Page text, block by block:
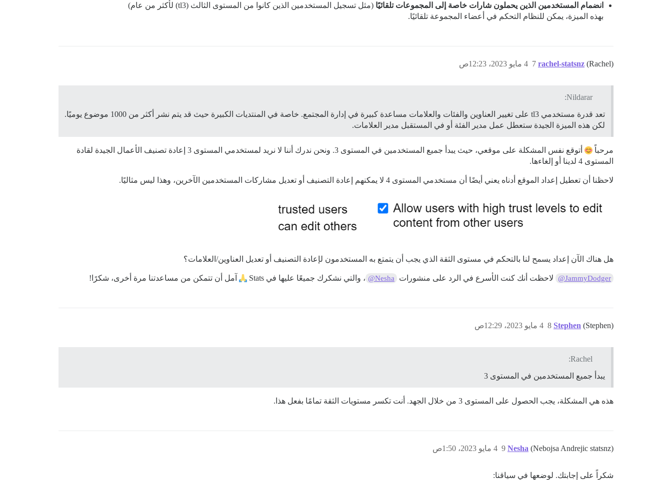
انضمام المستخدمين الذين يحملون شارات خاصة إلى المجموعات تلقائيًا (مثل تسجيل المستخدمين الذين كانوا من المستوى الثالث (tl3) لأكثر من عام)
بهذه الميزة، يمكن للنظام التحكم في أعضاء المجموعة تلقائيًا.
rachel-statsnz (Rachel) 4 مايو 2023، 12:23ص 7
Nildarar:
تعد قدرة مستخدمي tl3 على تغيير العناوين والفئات والعلامات مساعدة كبيرة في إدارة المجتمع. خاصة في المنتديات الكبيرة حيث قد يتم نشر أكثر من 1000 موضوع يوميًا.
لكن هذه الميزة الجيدة ستعطل عمل مدير الفئة أو في المستقبل مدير العلامات.
مرحباً
أتوقع نفس المشكلة على موقعي، حيث يبدأ جميع المستخدمين في المستوى 3. ونحن ندرك أننا لا نريد لمستخدمي المستوى 3 إعادة تصنيف الأعمال الجيدة لقادة
المستوى 4 لدينا أو إلغاءها.
لاحظنا أن تعطيل إعداد الموقع أدناه يعني أيضًا أن مستخدمي المستوى 4 لا يمكنهم إعادة التصنيف أو تعديل مشاركات المستخدمين الآخرين، وهذا ليس مثاليًا.
هل هناك الآن إعداد يسمح لنا بالتحكم في مستوى الثقة الذي يجب أن يتمتع به المستخدمون لإعادة التصنيف أو تعديل العناوين/العلامات؟
@JammyDodger لاحظت أنك كنت الأسرع في الرد على منشورات @Nesha ، والتي نشكرك جميعًا عليها في Stats آمل أن تتمكن من مساعدتنا مرة أخرى، شكرًا!
Stephen (Stephen) 4 مايو 2023، 12:29ص 8
Rachel:
يبدأ جميع المستخدمين في المستوى 3
هذه هي المشكلة، يجب الحصول على المستوى 3 من خلال الجهد. أنت تكسر مستويات الثقة تمامًا بفعل هذا.
Nesha (Nebojsa Andrejic statsnz) 4 مايو 2023، 1:50ص 9
شكراً على إجابتك. لوضعها في سياقنا: